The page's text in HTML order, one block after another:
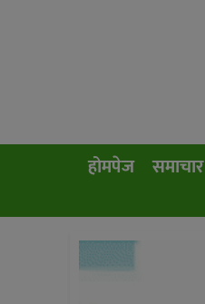
होमपेज समाचार